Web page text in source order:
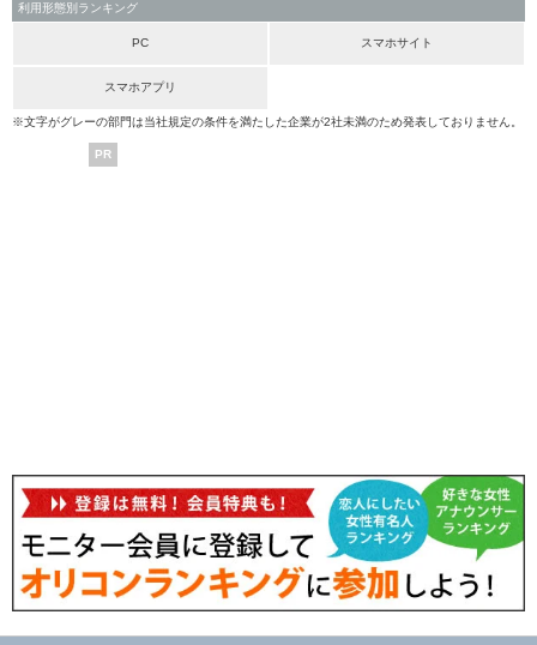
利用形態別ランキング
PC スマホサイト
スマホアプリ
※文字がグレーの部門は当社規定の条件を満たした企業が2社未満のため発表しておりません。
PR